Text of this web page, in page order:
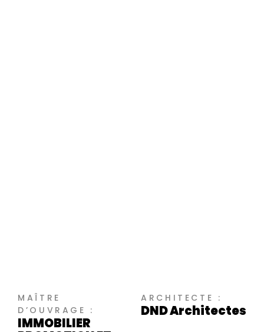
MAÎTRE
D’OUVRAGE :
IMMOBILIER
ARCHITECTE :
DND Architectes